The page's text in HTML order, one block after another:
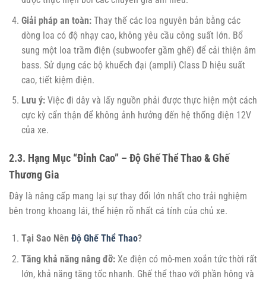
Giải pháp an toàn:Thay thế các loa nguyên bản bằng các
dòng loa có độ nhạy cao, không yêu cầu công suất lớn. Bổ
sung một loa trầm điện (subwoofer gầm ghế) để cải thiện âm
bass. Sử dụng các bộ khuếch đại (ampli) Class D hiệu suất
cao, tiết kiệm điện.
Lưu ý:Việc đi dây và lấy nguồn phải được thực hiện một cách
cực kỳ cẩn thận để không ảnh hưởng đến hệ thống điện 12V
của xe.
2.3. Hạng Mục “Đỉnh Cao” – Độ Ghế Thể Thao & Ghế
Thương Gia
Đây là nâng cấp mang lại sự thay đổi lớn nhất cho trải nghiệm
bên trong khoang lái, thể hiện rõ nhất cá tính của chủ xe.
Tại Sao Nên Độ Ghế Thể Thao?
Tăng khả năng nâng đỡ:Xe điện có mô-men xoắn tức thời rất
lớn, khả năng tăng tốc nhanh. Ghế thể thao với phần hông và